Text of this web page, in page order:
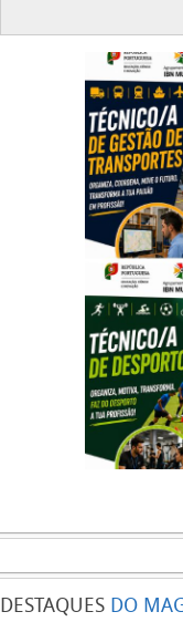
DESTAQUES DO